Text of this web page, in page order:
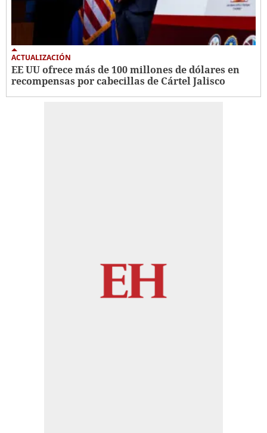
ACTUALIZACIÓN
EE UU ofrece más de 100 millones de dólares en
recompensas por cabecillas de Cártel Jalisco